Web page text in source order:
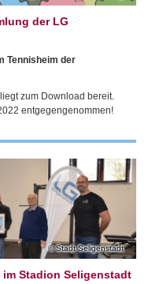
der LG
Tennisheim der
zum Download bereit.
entgegengenommen!
Stadt Seligenstadt
Stadion Seligenstadt